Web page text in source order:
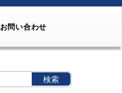
お問い合わせ